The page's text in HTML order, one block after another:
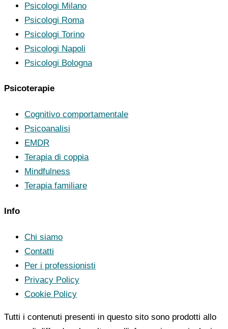
Psicologi Milano
Psicologi Roma
Psicologi Torino
Psicologi Napoli
Psicologi Bologna
Psicoterapie
Cognitivo comportamentale
Psicoanalisi
EMDR
Terapia di coppia
Mindfulness
Terapia familiare
Info
Chi siamo
Contatti
Per i professionisti
Privacy Policy
Cookie Policy
Tutti i contenuti presenti in questo sito sono prodotti allo